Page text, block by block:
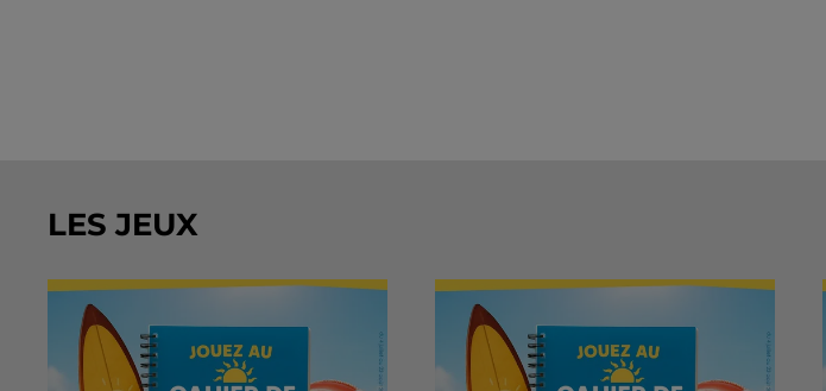
LES JEUX